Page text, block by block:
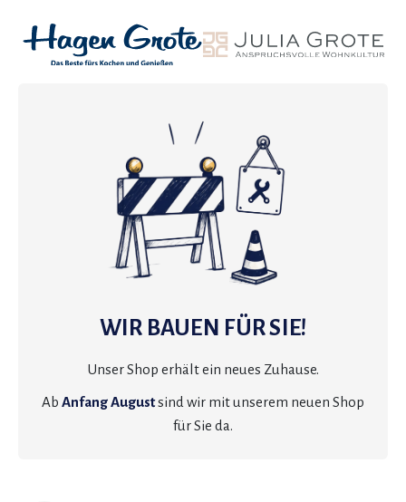
WIR BAUEN FÜR SIE!
Unser Shop erhält ein neues Zuhause.
Ab Anfang Augustsind wir mit unserem neuen Shop
für Sie da.